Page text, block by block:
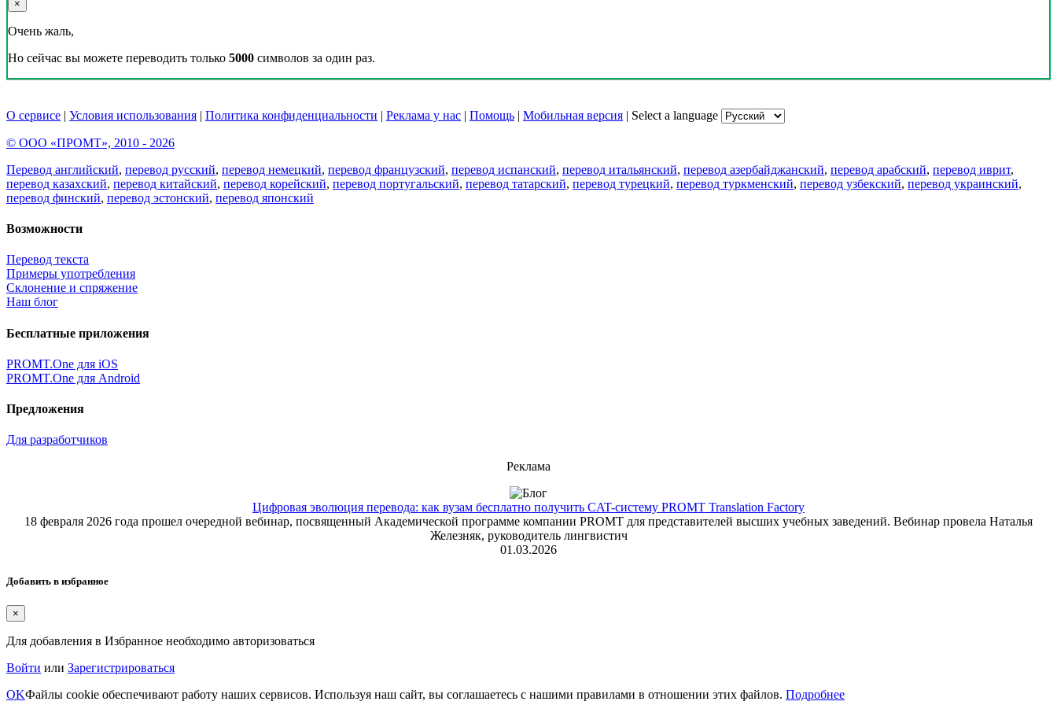
×
Очень жаль,
Но сейчас вы можете переводить только 5000 символов за один раз.
О сервисе | Условия использования | Политика конфиденциальности | Реклама у нас | Помощь | Мобильная версия | Select a language
© ООО «ПРОМТ», 2010 - 2026
Перевод английский, перевод русский, перевод немецкий, перевод французский, перевод испанский, перевод итальянский, перевод азербайджанский, перевод арабский, перевод иврит,
перевод казахский, перевод китайский, перевод корейский, перевод португальский, перевод татарский, перевод турецкий, перевод туркменский, перевод узбекский, перевод украинский,
перевод финский, перевод эстонский, перевод японский
Возможности
Перевод текста
Примеры употребления
Склонение и спряжение
Наш блог
Бесплатные приложения
PROMT.One для iOS
PROMT.One для Android
Предложения
Для разработчиков
Реклама
Цифровая эволюция перевода: как вузам бесплатно получить CAT-систему PROMT Translation Factory
18 февраля 2026 года прошел очередной вебинар, посвященный Академической программе компании PROMT для представителей высших учебных заведений. Вебинар провела Наталья
Железняк, руководитель лингвистич
01.03.2026
Добавить в избранное
×
Для добавления в Избранное необходимо авторизоваться
Войти или Зарегистрироваться
OKФайлы cookie обеспечивают работу наших сервисов. Используя наш сайт, вы соглашаетесь с нашими правилами в отношении этих файлов. Подробнее